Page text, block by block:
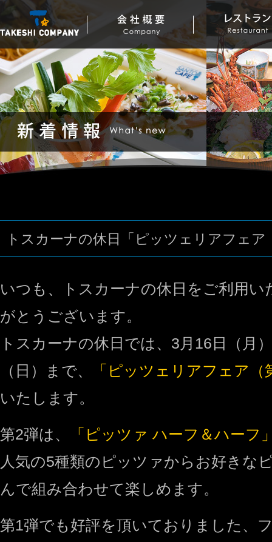
トスカーナの休日「ピッツェリアフェア
いつも、トスカーナの休日をご利用い
がとうございます。
トスカーナの休日では、3月16日（月
（日）まで、
「ピッツェリアフェア（
いたします。
第2弾は、
「ピッツァ ハーフ＆ハーフ
人気の5種類のピッツァからお好きな
んで組み合わせて楽しめます。
第1弾でも好評を頂いておりました、